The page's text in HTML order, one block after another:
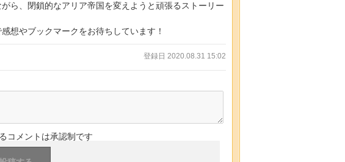
ら、閉鎖的なアリア帝国を変えようと頑張るストーリー
想やブックマークをお待ちしています！
登録日 2020.08.31 15:02
コメントは承認制です